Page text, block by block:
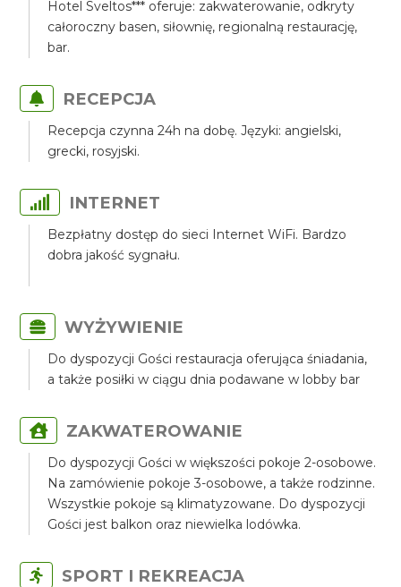
Hotel Sveltos*** oferuje: zakwaterowanie, odkryty
całoroczny basen, siłownię, regionalną restaurację,
bar.
RECEPCJA
Recepcja czynna 24h na dobę. Języki: angielski,
grecki, rosyjski.
INTERNET
Bezpłatny dostęp do sieci Internet WiFi. Bardzo
dobra jakość sygnału.
WYŻYWIENIE
Do dyspozycji Gości restauracja oferująca śniadania,
a także posiłki w ciągu dnia podawane w lobby bar
ZAKWATEROWANIE
Do dyspozycji Gości w większości pokoje 2-osobowe.
Na zamówienie pokoje 3-osobowe, a także rodzinne.
Wszystkie pokoje są klimatyzowane. Do dyspozycji
Gości jest balkon oraz niewielka lodówka.
SPORT I REKREACJA